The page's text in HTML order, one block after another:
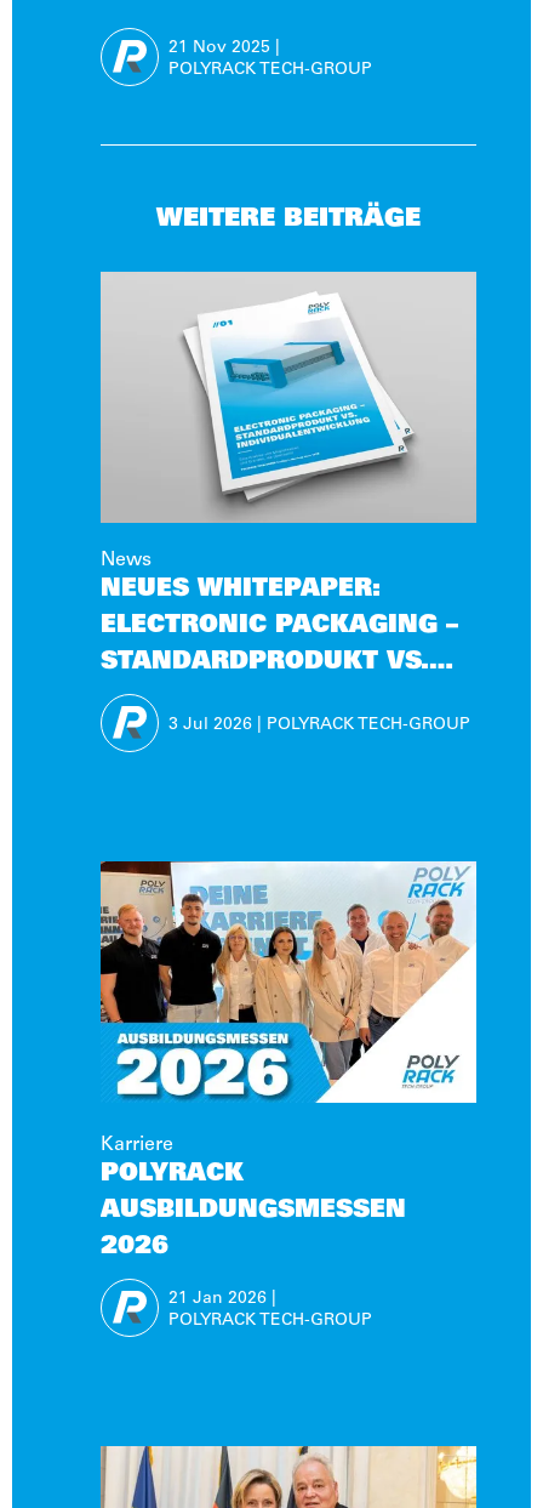
21 Nov 2025
POLYRACK TECH-GROUP
WEITERE BEITRÄGE
News
NEUES WHITEPAPER:
ELECTRONIC PACKAGING –
STANDARDPRODUKT VS.
INDIVIDUALENTWICKLUNG
3 Jul 2026 POLYRACK TECH-GROUP
Karriere
POLYRACK
AUSBILDUNGSMESSEN
2026
21 Jan 2026
POLYRACK TECH-GROUP